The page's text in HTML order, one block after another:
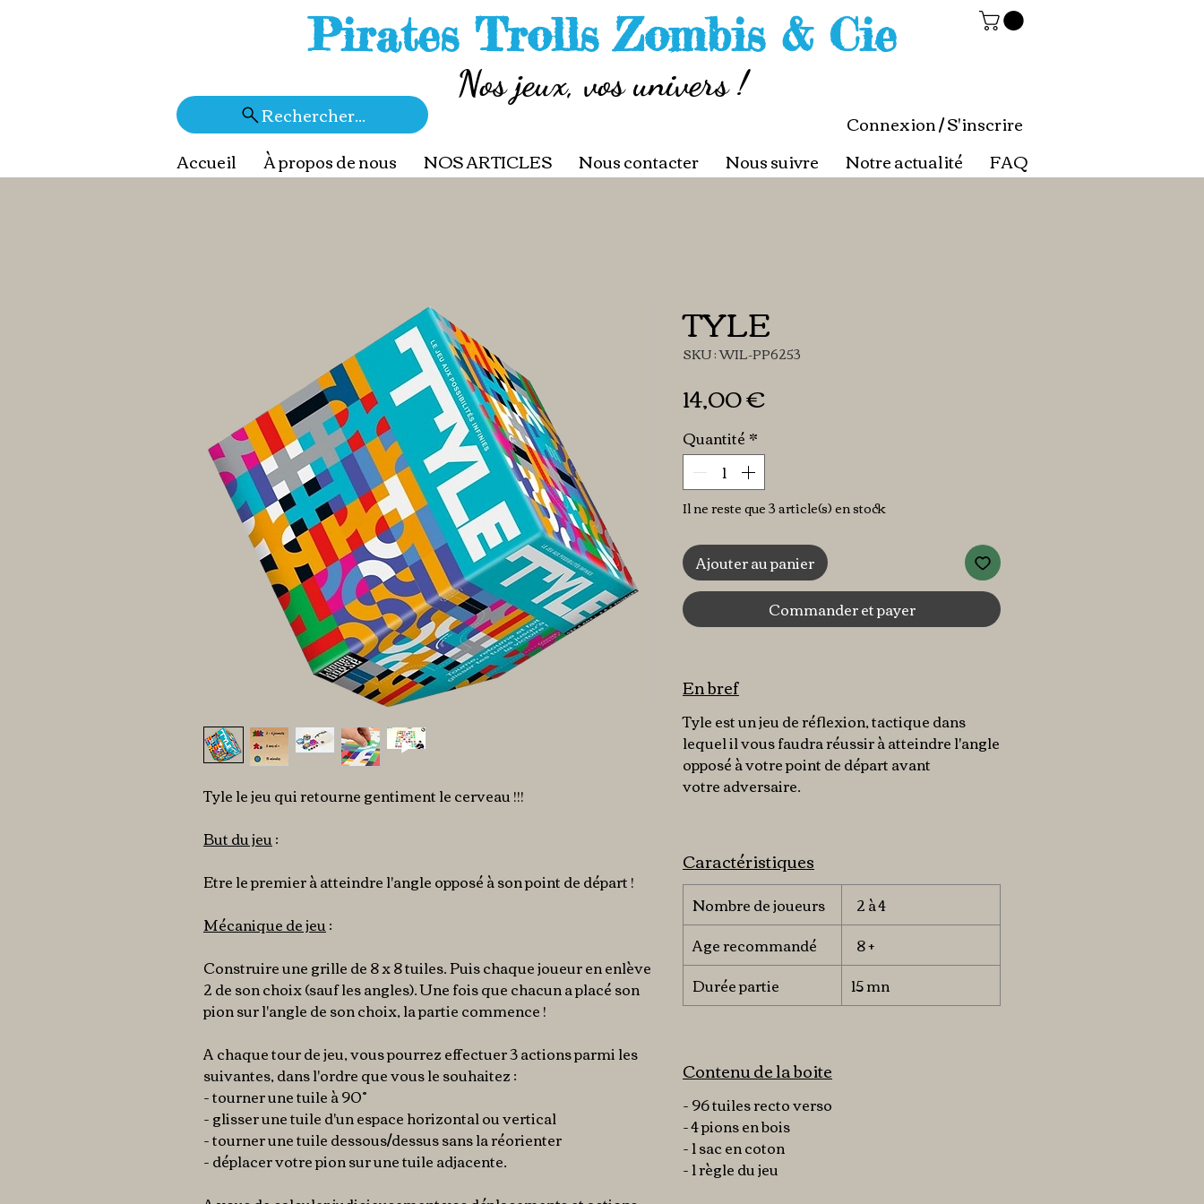
Pirates Trolls Zombis & Cie
Nos jeux, vos univers !
Connexion / S'inscrire
Rechercher...
Accueil
À propos de nous NOS ARTICLES Nous contacter Nous suivre Notre actualité FAQ
Tyle le jeu qui retourne gentiment le cerveau !!!
But du jeu:
Etre le premier à atteindre l'angle opposé à son point de départ !
Mécanique de jeu:
Construire une grille de 8 x 8 tuiles. Puis chaque joueur en enlève
2 de son choix (sauf les angles). Une fois que chacun a placé son
pion sur l'angle de son choix, la partie commence !
A chaque tour de jeu, vous pourrez effectuer 3 actions parmi les
suivantes, dans l'ordre que vous le souhaitez :
- tourner une tuile à 90°
- glisser une tuile d'un espace horizontal ou vertical
- tourner une tuile dessous/dessus sans la réorienter
- déplacer votre pion sur une tuile adjacente.
TYLE
SKU : WIL-PP6253
14,00 €Prix
Quantité *
Il ne reste que 3 article(s) en stock
Ajouter au panier
Commander et payer
En bref
Tyle est un jeu de réflexion, tactique dans
lequel il vous faudra réussir à atteindre l'angle
opposé à votre point de départ avant
votre adversaire.
Caractéristiques
Nombre de joueurs
2 à 4
Age recommandé
8 +
Durée partie
15 mn
Contenu de la boite
- 96 tuiles recto verso
- 4 pions en bois
- 1 sac en coton
- 1 règle du jeu